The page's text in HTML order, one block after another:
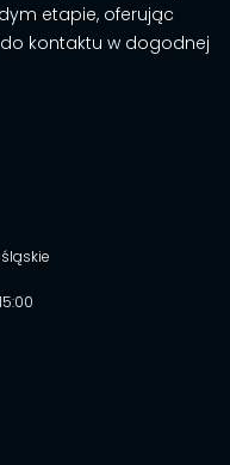
etapie, oferując
kontaktu w dogodnej